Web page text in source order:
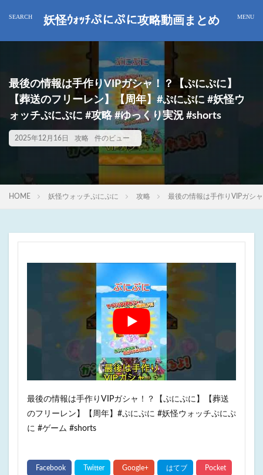
妖怪ｳｫｯﾁぷにぷに攻略動画まとめ
最後の情報は手作りVIPガシャ！？【ぷにぷに】
【葬送のフリーレン】【周年】#ぷにぷに #妖怪ウ
ォッチぷにぷに #攻略 #ゆっくり実況 #shorts
2025年12月16日 攻略 件のビュー
HOME 妖怪ウォッチぷにぷに 攻略 最後の情報は手作りVIPガシ
最後の情報は手作りVIPガシャ！？【ぷにぷに】【葬送
のフリーレン】【周年】#ぷにぷに #妖怪ウォッチぷにぷ
に #ゲーム #shorts